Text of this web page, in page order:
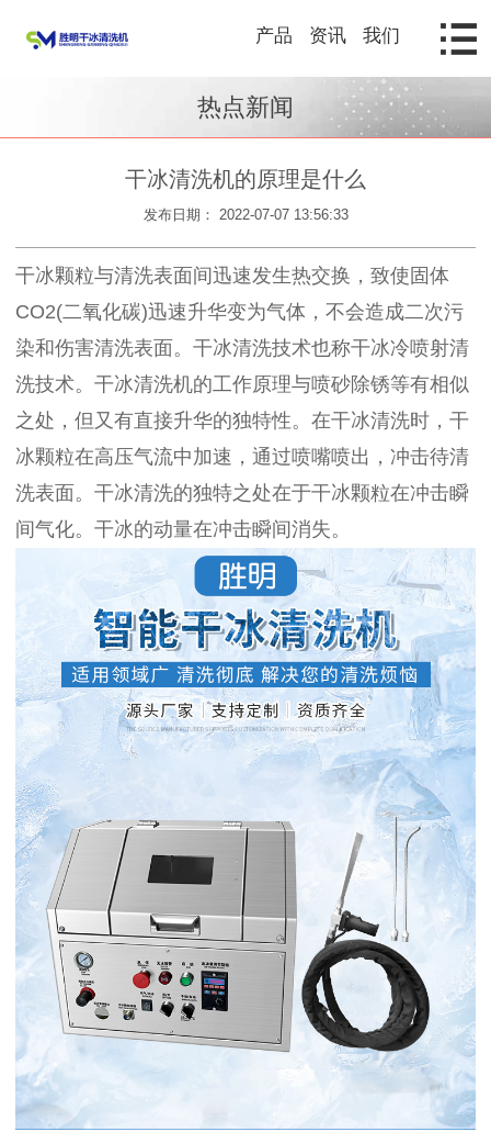
产品 资讯 我们
热点新闻
干冰清洗机的原理是什么
发布日期： 2022-07-07 13:56:33
干冰颗粒与清洗表面间迅速发生热交换，致使固体
CO2(二氧化碳)迅速升华变为气体，不会造成二次污
染和伤害清洗表面。干冰清洗技术也称干冰冷喷射清
洗技术。干冰清洗机的工作原理与喷砂除锈等有相似
之处，但又有直接升华的独特性。在干冰清洗时，干
冰颗粒在高压气流中加速，通过喷嘴喷出，冲击待清
洗表面。干冰清洗的独特之处在于干冰颗粒在冲击瞬
间气化。干冰的动量在冲击瞬间消失。